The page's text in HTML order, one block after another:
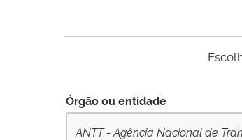
Órgão ou entidade
ANTT - Agência Nacional de